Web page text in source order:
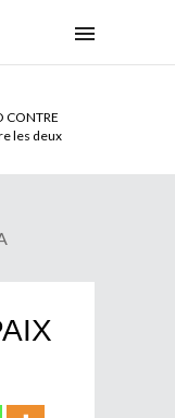
CONTRE
les deux
EN RDC :
au Congo